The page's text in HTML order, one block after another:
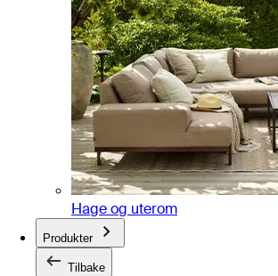
Hage og uterom
Produkter
Tilbake